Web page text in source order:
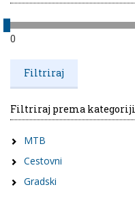
0
Filtriraj prema kategoriji
MTB
Cestovni
Gradski